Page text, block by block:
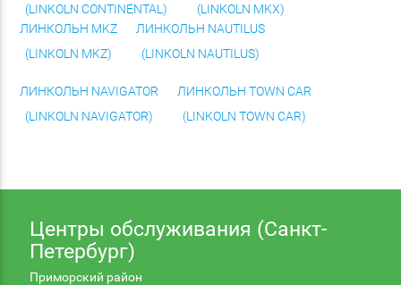
(LINKOLN CONTINENTAL)
(LINKOLN MKX)
ЛИНКОЛЬН MKZ
(LINKOLN MKZ)
ЛИНКОЛЬН NAUTILUS
(LINKOLN NAUTILUS)
ЛИНКОЛЬН NAVIGATOR
(LINKOLN NAVIGATOR)
ЛИНКОЛЬН TOWN CAR
(LINKOLN TOWN CAR)
Центры обслуживания (Санкт-
Петербург)
Приморский район